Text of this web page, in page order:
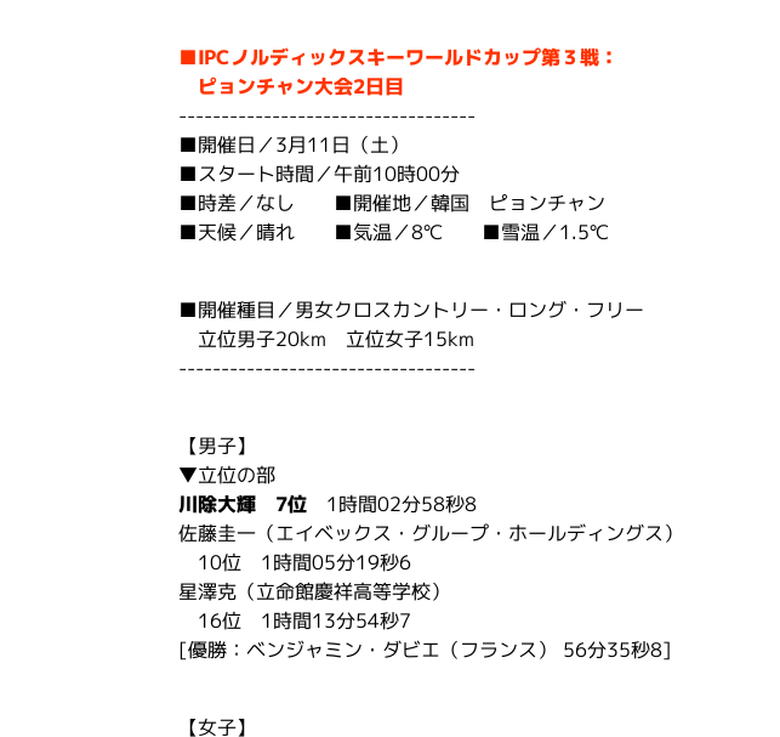
■IPCノルディックスキーワールドカップ第３戦：
ピョンチャン大会2日目
-----------------------------------
■開催日／3月11日（土）
■スタート時間／午前10時00分
■時差／なし ■開催地／韓国 ピョンチャン
■天候／晴れ ■気温／8℃ ■雪温／1.5℃
■開催種目／男女クロスカントリー・ロング・フリー
立位男子20km 立位女子15km
-----------------------------------
【男子】
▼立位の部
川除大輝 7位 1時間02分58秒8
佐藤圭一（エイベックス・グループ・ホールディングス）
10位 1時間05分19秒6
星澤克（立命館慶祥高等学校）
16位 1時間13分54秒7
[優勝：ベンジャミン・ダビエ（フランス） 56分35秒8]
【女子】